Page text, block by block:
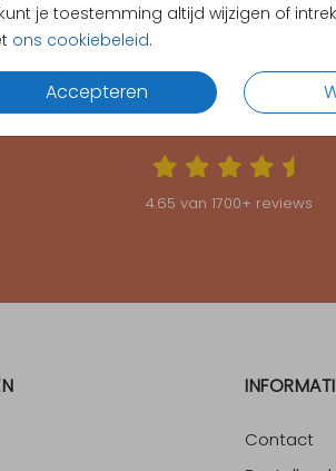
je toestemming altijd wijzigen of
ons cookiebeleid.
Accepteren
KLANTEN BEOORDELEN ONS
4.65 van 1700+ reviews
Contact